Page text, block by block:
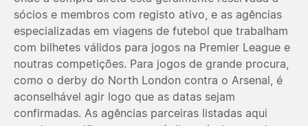
sócios e membros com registo ativo, e as agências
especializadas em viagens de futebol que trabalham
com bilhetes válidos para jogos na Premier League e
noutras competições. Para jogos de grande procura,
como o derby do North London contra o Arsenal, é
aconselhável agir logo que as datas sejam
confirmadas. As agências parceiras listadas aqui